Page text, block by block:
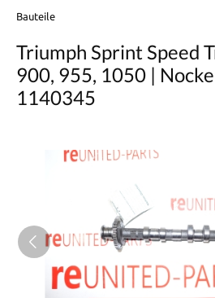
Bauteile
Triumph Sprint Speed
900, 955, 1050 |
1140345